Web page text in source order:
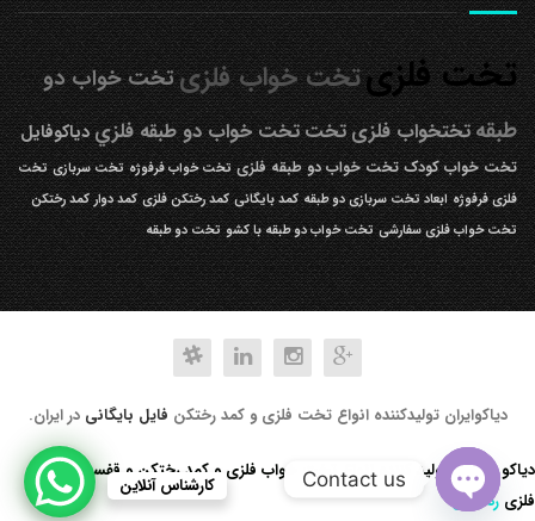
تخت فلزیتخت خواب فلزیتخت خواب دو
طبقه تختخواب فلزیتختتخت خواب دو طبقه فلزيدیاکوفایل
تخت خواب کودک تخت خواب دو طبقه فلزی تخت خواب فرفوژه تخت سربازی تخت
فلزی فرفوژه ابعاد تخت سربازی دو طبقه کمد بایگانی کمد رختکن فلزی کمد دوار کمد رختکن
تخت خواب فلزی سفارشی تخت خواب دو طبقه با کشو تخت دو طبقه
دیاکوایران تولیدکننده انواع تخت فلزی و کمد رختکن فایل بایگانی در ایران.
کارشناس آنلاین
دیاکو صنعت تولید کننده انواع تخت خواب فلزی و کمد رختکن و قفسه کتابخانه
فلزی رد کردن
Contact us